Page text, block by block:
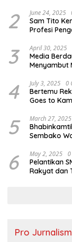
2 June 24, 2025
Sam Tito
Profesi
3 April 30, 2025
Media
Menyambut
4 July 3, 2025 0
Bertemu
Goes to
5 March 27, 2025
Sembako
6 May 2, 2025
Pelantikan
Rakyat dan
Pro